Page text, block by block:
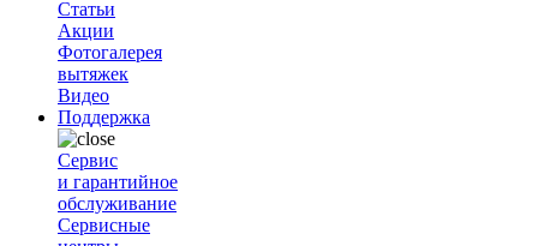
Статьи
Акции
Фотогалерея
вытяжек
Видео
Поддержка
Сервис
и гарантийное
обслуживание
Сервисные